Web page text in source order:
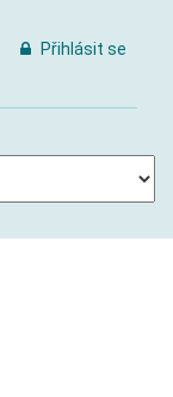
Přihlásit se